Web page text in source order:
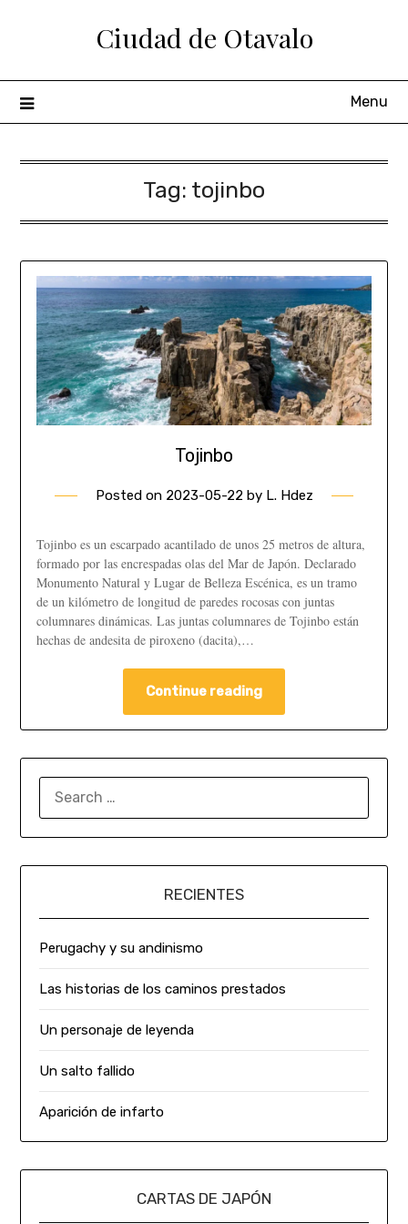
Ciudad de Otavalo
Menu
Tag: tojinbo
Tojinbo
Posted on 2023-05-22 by L. Hdez
Tojinbo es un escarpado acantilado de unos 25 metros de altura,
formado por las encrespadas olas del Mar de Japón. Declarado
Monumento Natural y Lugar de Belleza Escénica, es un tramo
de un kilómetro de longitud de paredes rocosas con juntas
columnares dinámicas. Las juntas columnares de Tojinbo están
hechas de andesita de piroxeno (dacita),…
Continue reading
RECIENTES
Perugachy y su andinismo
Las historias de los caminos prestados
Un personaje de leyenda
Un salto fallido
Aparición de infarto
CARTAS DE JAPÓN